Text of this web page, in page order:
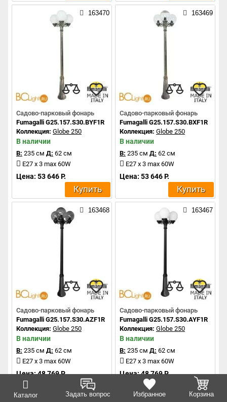
Каталог Задать вопрос Избранное Корзина
163470
Садово-парковый фонарь
Fumagalli G25.157.S30.BYF1R
Коллекция: Globe 250
В наличии
В: 235 см Д: 62 см
E27 x 3 max 60W
Цена: 53 646 Р.
Купить
163469
Садово-парковый фонарь
Fumagalli G25.157.S30.BXF1R
Коллекция: Globe 250
В наличии
В: 235 см Д: 62 см
E27 x 3 max 60W
Цена: 53 646 Р.
Купить
163468
Садово-парковый фонарь
Fumagalli G25.157.S30.AZF1R
Коллекция: Globe 250
В наличии
В: 235 см Д: 62 см
E27 x 3 max 60W
Цена: 48 769 Р.
Купить
163467
Садово-парковый фонарь
Fumagalli G25.157.S30.AYF1R
Коллекция: Globe 250
В наличии
В: 235 см Д: 62 см
E27 x 3 max 60W
Цена: 48 769 Р.
Купить